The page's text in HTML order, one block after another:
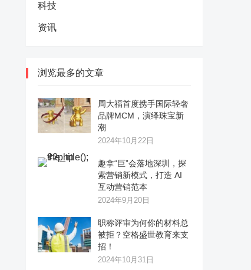
科技
资讯
浏览最多的文章
周大福首度携手国际轻奢
品牌MCM，演绎珠宝新
潮
2024年10月22日
趣拿“巨”会落地深圳，探
索营销新模式，打造 AI
互动营销范本
2024年9月20日
职称评审为何你的材料总
被拒？空格盛世教育来支
招！
2024年10月31日